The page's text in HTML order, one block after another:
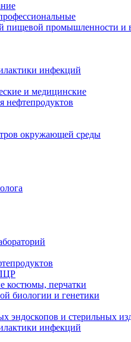
пищевой промышленности и
инфекций
и медицинские
нефтепродуктов
окружающей среды
костюмы, перчатки
биологии и генетики
эндоскопов и стерильных
инфекций